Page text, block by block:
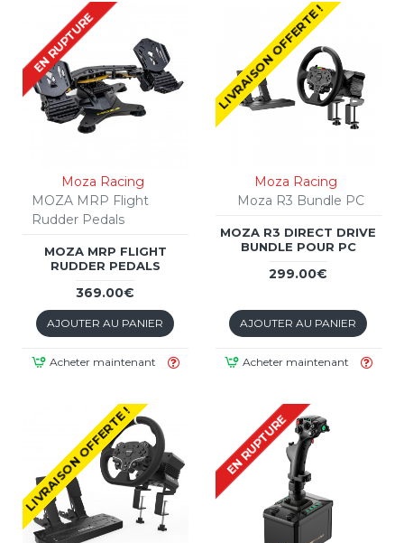
EN RUPTURE
Moza Racing
MOZA MRP Flight
Rudder Pedals
MOZA MRP FLIGHT
RUDDER PEDALS
369.00€
AJOUTER AU PANIER
Acheter maintenant
LIVRAISON OFFERTE !
Moza Racing
Moza R3 Bundle PC
MOZA R3 DIRECT DRIVE
BUNDLE POUR PC
299.00€
AJOUTER AU PANIER
Acheter maintenant
LIVRAISON OFFERTE ! EN RUPTURE